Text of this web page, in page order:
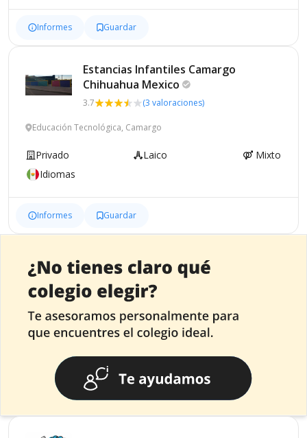
Informes Guardar
Estancias Infantiles Camargo
Chihuahua Mexico
3.7 (3 valoraciones)
Educación Tecnológica, Camargo
Privado Laico
Mixto
Idiomas
Informes Guardar